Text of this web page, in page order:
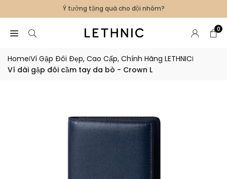
to
Ý tưởng tặng quà cho đội nhóm?
0
Home|Ví Gập Đôi Đẹp, Cao Cấp, Chính Hãng LETHNIC|
Ví dài gập đôi cầm tay da bò - Crown L